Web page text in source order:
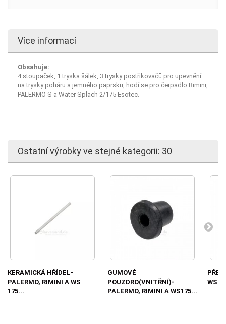
Více informací
Obsahuje:
4 stoupaček, 1 tryska šálek, 3 trysky postřikovačů pro upevnění
na trysky poháru a jemného paprsku, hodí se pro čerpadlo Rimini,
PALERMO S a Water Splach 2/175 Esotec.
Ostatní výrobky ve stejné kategorii: 30
KERAMICKÁ HŘÍDEL-
PALERMO, RIMINI A WS
175...
GUMOVÉ
POUZDRO(VNITŘNÍ)-
PALERMO, RIMINI A WS175...